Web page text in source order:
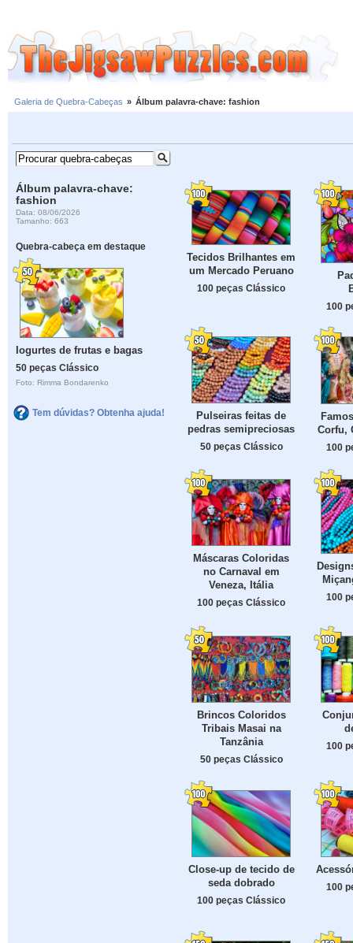
Galeria de Quebra-Cabeças » Álbum palavra-chave: fashion
Álbum palavra-chave:
fashion
Data: 08/06/2026
Tamanho: 663
Quebra-cabeça em destaque
Iogurtes de frutas e bagas
50 peças Clássico
Foto: Rimma Bondarenko
Tem dúvidas? Obtenha ajuda!
Tecidos Brilhantes em
um Mercado Peruano
100 peças Clássico
100
Pulseiras feitas de
pedras semipreciosas
50 peças Clássico
Corfu,
100
Máscaras Coloridas
no Carnaval em
Veneza, Itália
100 peças Clássico 100
Brincos Coloridos
Tribais Masai na
Tanzânia
50 peças Clássico
100
Close-up de tecido de
seda dobrado
100 peças Clássico
100